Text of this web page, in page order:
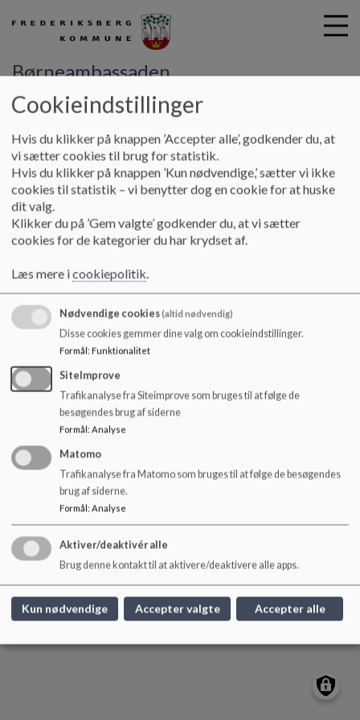
i
Børneambassaden
Børneambassaden
H.C. Ørstedsvej 19B, 1879 Frederiksberg C
Borneambassaden@frederiksberg.dk
+45 38 21 04 01
EAN NR.
5798009174017
Webtilgængelighed
Sitemap
Cookie politik
Cookieindstillinger
Hvis du klikker på knappen ’Accepter alle’, godkender du, at
vi sætter cookies til brug for statistik.
Hvis du klikker på knappen ’Kun nødvendige,’ sætter vi ikke
cookies til statistik – vi benytter dog en cookie for at huske
dit valg.
Klikker du på ’Gem valgte’ godkender du, at vi sætter
cookies for de kategorier du har krydset af.
Læs mere icookiepolitik.
Nødvendige cookies(altid nødvendig)
Disse cookies gemmer dine valg om cookieindstillinger.
Formål: Funktionalitet
SiteImprove
Trafikanalyse fra Siteimprove som bruges til at følge de
besøgendes brug af siderne
Formål: Analyse
Matomo
Trafikanalyse fra Matomo som bruges til at følge de besøgendes
brug af siderne.
Formål: Analyse
Aktiver/deaktivér alle
Brug denne kontakt til at aktivere/deaktivere alle apps.
Kun nødvendige Accepter valgte Accepter alle